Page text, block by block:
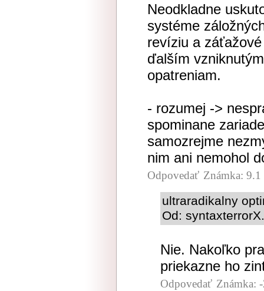
Neodkladne
systéme
revíziu a
ďalším
opatreniam.
- rozumej ->
spominane
samozrejme
nim ani nemohol
Odpovedať Známka: 9.1
ultraradikalny
Od:
Nie. Nakoľko
priekazne ho
Odpovedať Známka: